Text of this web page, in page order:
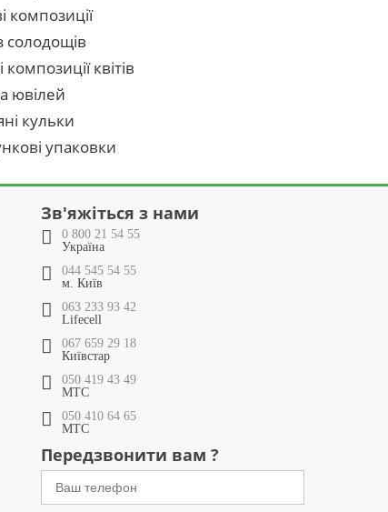
композиції
солодощів
композиції квітів
ювілей
кульки
упаковки
Зв'яжіться з нами
0 800 21 54 55
Україна
044 545 54 55
м. Київ
063 233 93 42
Lifecell
067 659 29 18
Київстар
050 419 43 49
МТС
050 410 64 65
МТС
Передзвонити вам ?